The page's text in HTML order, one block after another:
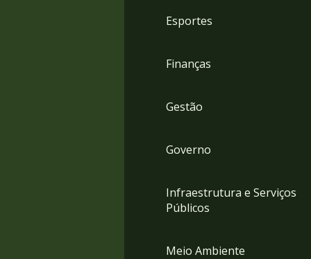
Esportes
Finanças
Gestão
Governo
Infraestrutura e Serviços
Públicos
Meio Ambiente